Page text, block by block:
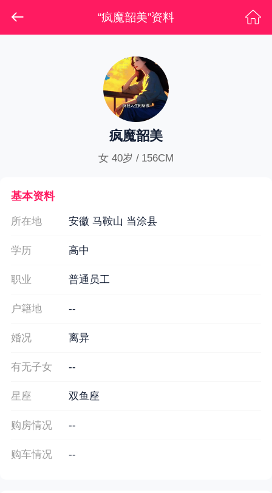
“疯魔韶美”资料
疯魔韶美
女 40岁 / 156CM
基本资料
所在地 安徽 马鞍山 当涂县
学历 高中
职业 普通员工
户籍地 --
婚况 离异
有无子女 --
星座 双鱼座
购房情况 --
购车情况 --